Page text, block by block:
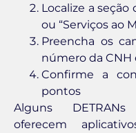
Localize a seção
ou “Serviços ao
Preencha os
número da
Confirme a
pontos
Alguns
oferecem